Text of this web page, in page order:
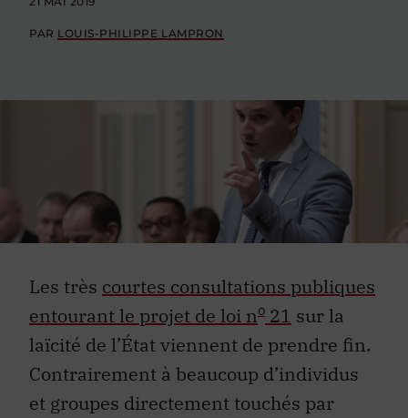
PAR LOUIS-PHILIPPE LAMPRON
Les très courtes consultations publiques
entourant le projet de loi no 21 sur la
laïcité de l’État viennent de prendre fin.
Contrairement à beaucoup d’individus
et groupes directement touchés par